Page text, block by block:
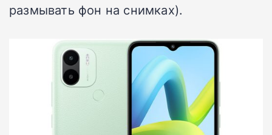
размывать фон на снимках).